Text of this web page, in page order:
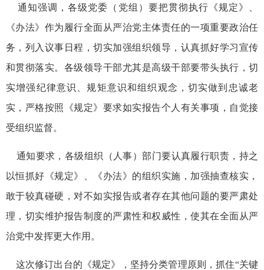
通知强调，各级党委（党组）要把贯彻执行《规定》、
《办法》作为履行全面从严治党主体责任的一项重要政治任
务，列入议事日程，切实加强组织领导，认真抓好学习宣传
和贯彻落实。各级领导干部尤其是高级干部要带头执行，切
实增强纪律意识、规矩意识和组织观念，切实做到忠诚老
实，严格按照《规定》要求如实报告个人有关事项，自觉接
受组织监督。
通知要求，各级组织（人事）部门要认真履行职责，持之
以恒抓好《规定》、《办法》的组织实施，加强抽查核实，
敢于较真碰硬，对不如实报告或者存在其他问题的要严肃处
理，切实维护报告制度的严肃性和权威性，使其在全面从严
治党中发挥更大作用。
这次修订出台的《规定》，坚持分类管理原则，抓住“关键